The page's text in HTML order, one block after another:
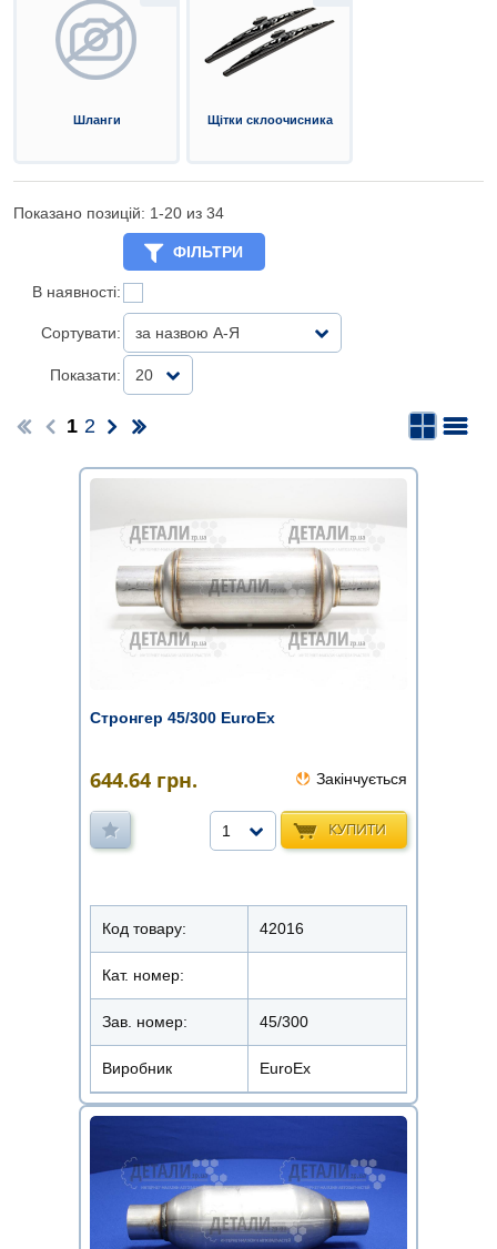
Шланги Щітки склоочисника
Показано позицій: 1-20 из 34
ФІЛЬТРИ
В наявності:
Сортувати: за назвою А-Я
Показати: 20
1 2
Стронгер 45/300 EuroEx
644.64 грн. Закінчується
КУПИТИ
1
Код товару: 42016
Кат. номер:
Зав. номер: 45/300
Виробник EuroEx